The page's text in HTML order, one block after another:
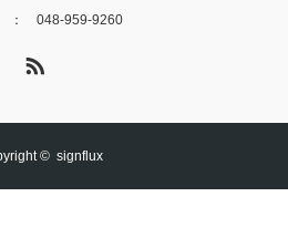
： 048-959-9260
© signflux